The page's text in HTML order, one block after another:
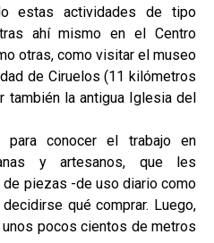
estas actividades de tipo
ahí mismo en el Centro
otras, como visitar el museo
de Ciruelos (11 kilómetros
también la antigua Iglesia del
para conocer el trabajo en
y artesanos, que les
de piezas -de uso diario como
qué comprar. Luego,
pocos cientos de metros